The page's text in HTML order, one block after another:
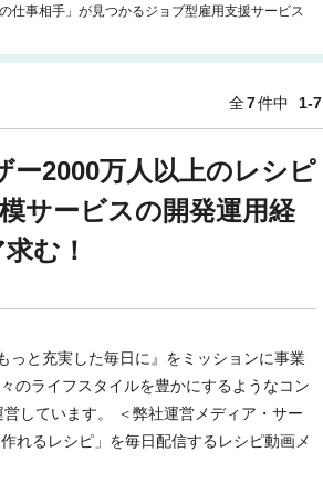
仕事相手」が見つかるジョブ型雇用支援サービス
全7件中 1-7
ー2000万人以上のレシピ
サービスの開発運用経
む！
っと充実した毎日に』をミッションに事業
のライフスタイルを豊かにするようなコン
しています。 ＜弊社運営メディア・サー
れるレシピ」を毎日配信するレシピ動画メ